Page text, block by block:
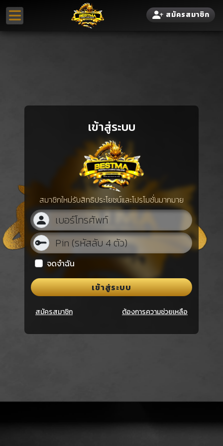
สมัครสมาชิก
รับการแจ้งเตือนโปรโมชั่นพิเศษ!
ท่านจะได้รับข่าวสารและ โปรโมชั่นพิเศษ หรือ
ของรางวัลอื่นๆ
เข้าสู่ระบบ
สมาชิกใหม่รับสิทธิประโยชน์และโปรโมชั่นมากมาย
จดจำฉัน
เข้าสู่ระบบ
สมัครสมาชิก ต้องการความช่วยเหลือ